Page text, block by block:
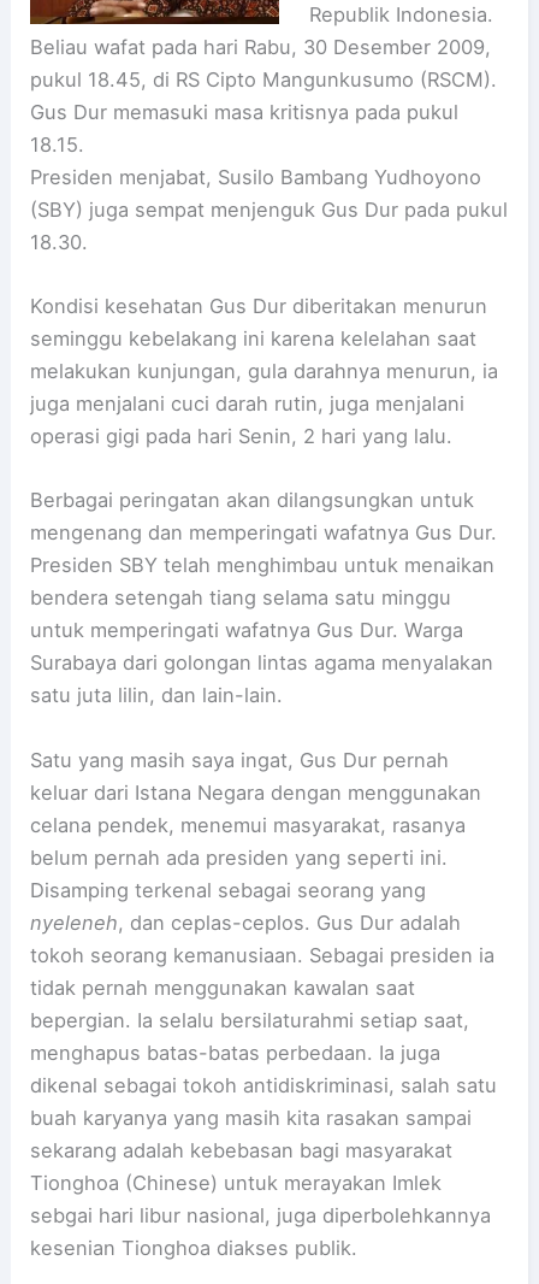
Republik Indonesia.
Beliau wafat pada hari Rabu, 30 Desember 2009,
pukul 18.45, di RS Cipto Mangunkusumo (RSCM).
Gus Dur memasuki masa kritisnya pada pukul
18.15.
Presiden menjabat, Susilo Bambang Yudhoyono
(SBY) juga sempat menjenguk Gus Dur pada pukul
18.30.
Kondisi kesehatan Gus Dur diberitakan menurun
seminggu kebelakang ini karena kelelahan saat
melakukan kunjungan, gula darahnya menurun, ia
juga menjalani cuci darah rutin, juga menjalani
operasi gigi pada hari Senin, 2 hari yang lalu.
Berbagai peringatan akan dilangsungkan untuk
mengenang dan memperingati wafatnya Gus Dur.
Presiden SBY telah menghimbau untuk menaikan
bendera setengah tiang selama satu minggu
untuk memperingati wafatnya Gus Dur. Warga
Surabaya dari golongan lintas agama menyalakan
satu juta lilin, dan lain-lain.
Satu yang masih saya ingat, Gus Dur pernah
keluar dari Istana Negara dengan menggunakan
celana pendek, menemui masyarakat, rasanya
belum pernah ada presiden yang seperti ini.
Disamping terkenal sebagai seorang yang
nyeleneh, dan ceplas-ceplos. Gus Dur adalah
tokoh seorang kemanusiaan. Sebagai presiden ia
tidak pernah menggunakan kawalan saat
bepergian. Ia selalu bersilaturahmi setiap saat,
menghapus batas-batas perbedaan. Ia juga
dikenal sebagai tokoh antidiskriminasi, salah satu
buah karyanya yang masih kita rasakan sampai
sekarang adalah kebebasan bagi masyarakat
Tionghoa (Chinese) untuk merayakan Imlek
sebgai hari libur nasional, juga diperbolehkannya
kesenian Tionghoa diakses publik.